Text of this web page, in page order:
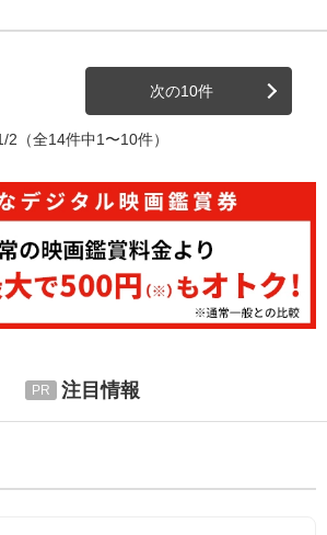
次の10件
2 （全14件中1〜10件）
注目情報